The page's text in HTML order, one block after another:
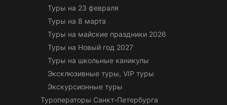
Туры на 23 февраля
Туры на 8 марта
Туры на майские праздники 2026
Туры на Новый год 2027
Туры на школьные каникулы
Эксклюзивные туры, VIP туры
Экскурсионные туры
Туроператоры Санкт-Петербурга